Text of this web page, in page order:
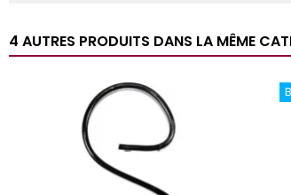
4 AUTRES PRODUITS DANS LA MÊME